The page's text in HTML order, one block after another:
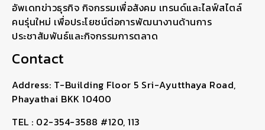
อัพเดทข่าวธุรกิจ กิจกรรมเพื่อสังคม เทรนด์และไลฟ์สไตล์
คนรุ่นใหม่ เพื่อประโยชน์ต่อการพัฒนางานด้านการ
ประชาสัมพันธ์และกิจกรรมการตลาด
Contact
Address: T-Building Floor 5 Sri-Ayutthaya Road,
Phayathai BKK 10400
TEL : 02-354-3588 #120, 113